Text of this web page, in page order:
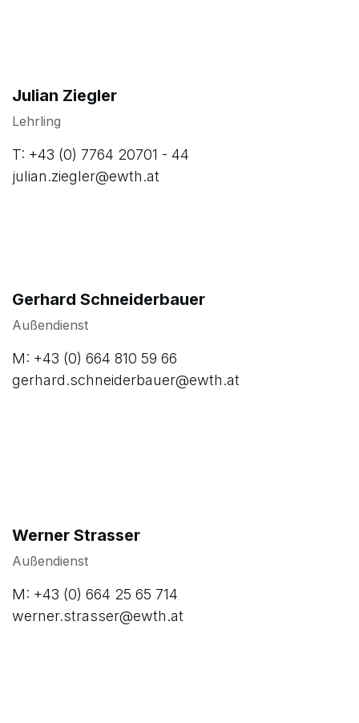
Julian Ziegler
Lehrling
T: +43 (0) 7764 20701 - 44
julian.ziegler@ewth.at
Gerhard Schneiderbauer
Außendienst
M: +43 (0) 664 810 59 66
gerhard.schneiderbauer@ewth.at
Werner Strasser
Außendienst
M: +43 (0) 664 25 65 714
werner.strasser@ewth.at